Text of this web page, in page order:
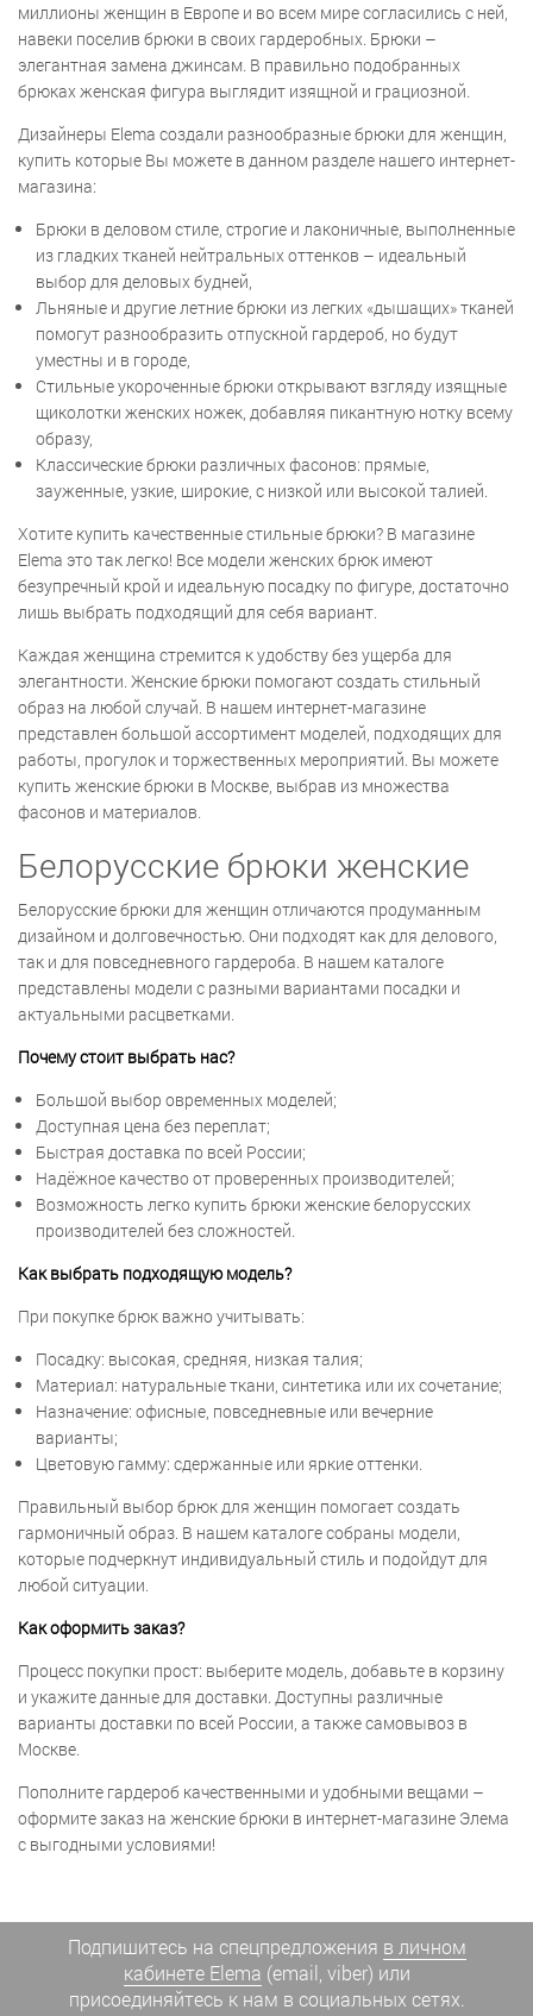
миллионы женщин в Европе и во всем мире согласились с ней,
навеки поселив брюки в своих гардеробных. Брюки –
элегантная замена джинсам. В правильно подобранных
брюках женская фигура выглядит изящной и грациозной.
Дизайнеры Elema создали разнообразные брюки для женщин,
купить которые Вы можете в данном разделе нашего интернет-
магазина:
Брюки в деловом стиле, строгие и лаконичные, выполненные
из гладких тканей нейтральных оттенков – идеальный
выбор для деловых будней,
Льняные и другие летние брюки из легких «дышащих» тканей
помогут разнообразить отпускной гардероб, но будут
уместны и в городе,
Стильные укороченные брюки открывают взгляду изящные
щиколотки женских ножек, добавляя пикантную нотку всему
образу,
Классические брюки различных фасонов: прямые,
зауженные, узкие, широкие, с низкой или высокой талией.
Хотите купить качественные стильные брюки? В магазине
Elema это так легко! Все модели женских брюк имеют
безупречный крой и идеальную посадку по фигуре, достаточно
лишь выбрать подходящий для себя вариант.
Каждая женщина стремится к удобству без ущерба для
элегантности. Женские брюки помогают создать стильный
образ на любой случай. В нашем интернет-магазине
представлен большой ассортимент моделей, подходящих для
работы, прогулок и торжественных мероприятий. Вы можете
купить женские брюки в Москве, выбрав из множества
фасонов и материалов.
Белорусские брюки женские
Белорусские брюки для женщин отличаются продуманным
дизайном и долговечностью. Они подходят как для делового,
так и для повседневного гардероба. В нашем каталоге
представлены модели с разными вариантами посадки и
актуальными расцветками.
Почему стоит выбрать нас?
Большой выбор овременных моделей;
Доступная цена без переплат;
Быстрая доставка по всей России;
Надёжное качество от проверенных производителей;
Возможность легко купить брюки женские белорусских
производителей без сложностей.
Как выбрать подходящую модель?
При покупке брюк важно учитывать:
Посадку: высокая, средняя, низкая талия;
Материал: натуральные ткани, синтетика или их сочетание;
Назначение: офисные, повседневные или вечерние
варианты;
Цветовую гамму: сдержанные или яркие оттенки.
Правильный выбор брюк для женщин помогает создать
гармоничный образ. В нашем каталоге собраны модели,
которые подчеркнут индивидуальный стиль и подойдут для
любой ситуации.
Как оформить заказ?
Процесс покупки прост: выберите модель, добавьте в корзину
и укажите данные для доставки. Доступны различные
варианты доставки по всей России, а также самовывоз в
Москве.
Пополните гардероб качественными и удобными вещами –
оформите заказ на женские брюки в интернет-магазине Элема
с выгодными условиями!
Подпишитесь на спецпредложения в личном
кабинете Elema (email, viber) или
присоединяйтесь к нам в социальных сетях.